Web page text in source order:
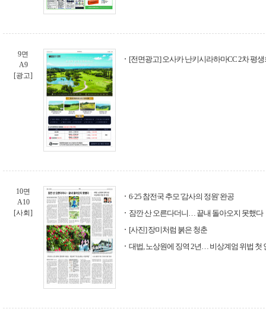
9면
A9
[광고]
[전면광고] 오사카 난키시라하마CC 2차 평
10면
A10
[사회]
6·25 참전국 추모 '감사의 정원' 완공
잠깐 산 오른다더니… 끝내 돌아오지 못했다
[사진] 장미처럼 붉은 청춘
대법, 노상원에 징역 2년… 비상계엄 위법 첫